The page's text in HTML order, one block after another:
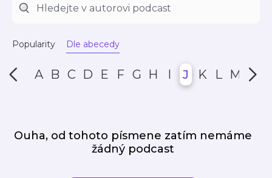
Popularity Dle abecedy
A B C D E F G H I J K L M N
Ouha, od tohoto písmene zatím nemáme
žádný podcast